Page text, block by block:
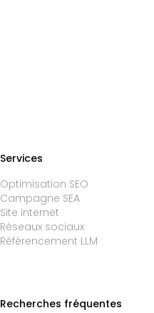
Services
Optimisation SEO
Campagne SEA
Site internet
Réseaux sociaux
Référencement LLM
Recherches fréquentes